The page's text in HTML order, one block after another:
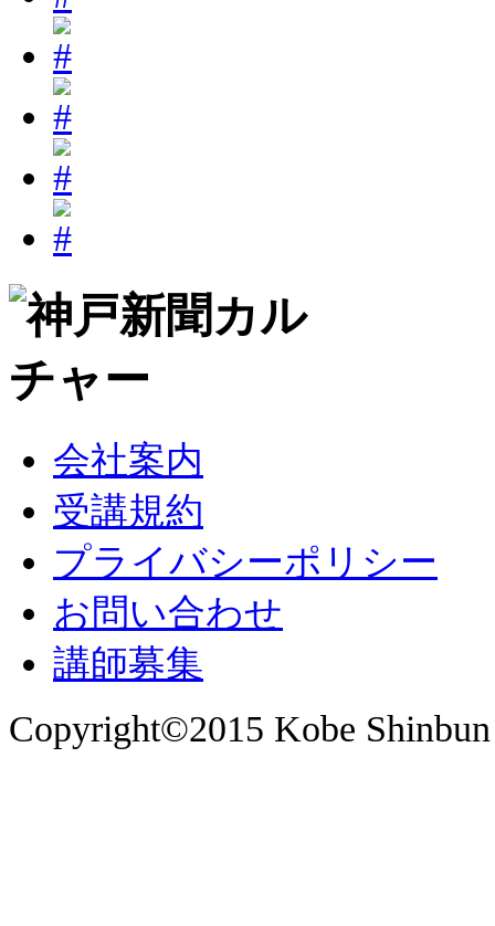
会社案内
受講規約
プライバシーポリシー
お問い合わせ
講師募集
Copyright©2015 Kobe